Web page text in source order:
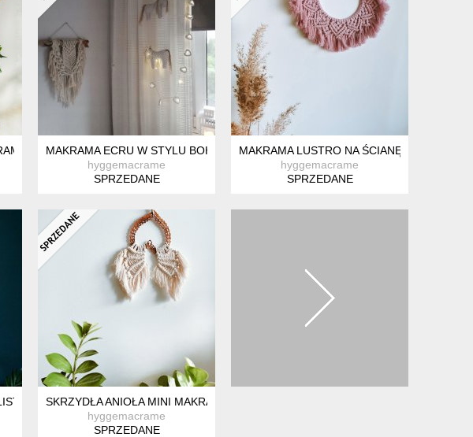
OLIWKOWY.
MAKRAMA ECRU W STYLU BOHO
hyggemacrame
SPRZEDANE
MAKRAMA LUSTRO NA ŚCIANĘ MACRAME
hyggemacrame
SPRZEDANE
SKRZYDŁA ANIOŁA MINI MAKRAMA BOHO VINTAGE
hyggemacrame
SPRZEDANE